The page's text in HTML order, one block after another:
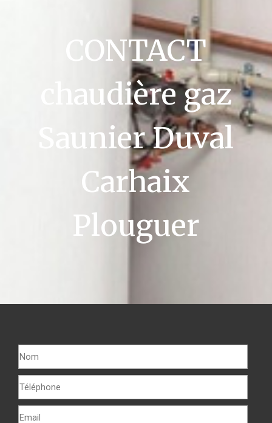
CONTACT
chaudière gaz
Saunier Duval
Carhaix
Plouguer